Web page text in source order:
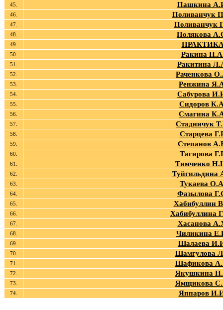
45. Пашкина
46. Поливанчук
47. Поливанчук
48. Полякова
49.
50. Ракина
51. Ракитина
52. Раченкова
53. Ренжина
54. Сабурова
55. Сидоров
56. Смагина
57. Стадничук
58. Старцева
59. Степанов
60. Тагирова
61. Тимченко
62. Туйгильдина
63. Тукаева
64. Фазылова
65. Хабибуллин
66. Хабибуллина
67. Хасанова
68. Чиликина
69. Шалаева
70. Шамгулова
71. Шафикова
72. Якушкина
73. Ямщикова
74. Яппаров